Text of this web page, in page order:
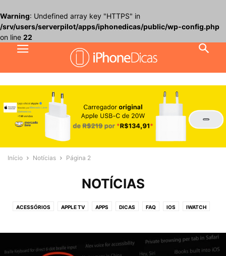
Warning: Undefined array key "HTTPS" in
/srv/users/serverpilot/apps/iphonedicas/public/wp-config.php
on line 22
Início Notícias Página 2
NOTÍCIAS
ACESSÓRIOS APPLE TV APPS DICAS FAQ IOS IWATCH
VÍDEOS WALLPAPERS